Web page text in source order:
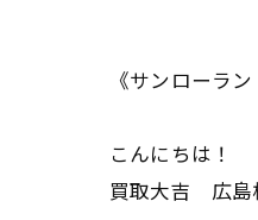
《サンローラ
こんにちは！
買取大吉 広島